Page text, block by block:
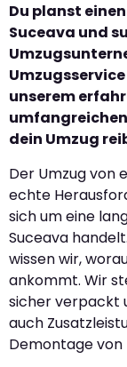
Du planst
Suceava und
unserem
dein Umzug
Der Umzug von
echte
sich um eine
Suceava
wissen wir,
ankommt. Wir
sicher verpackt
auch
Demontage von